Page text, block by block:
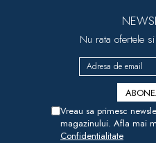
Nu rata ofertele
Vreau sa primesc
magazinului. Afla mai
Confidentialitate